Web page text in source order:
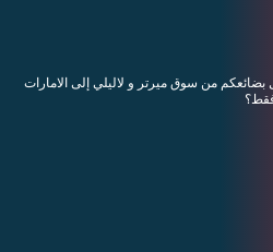
من سوق ميرتر و لاليلي إلى الامارات